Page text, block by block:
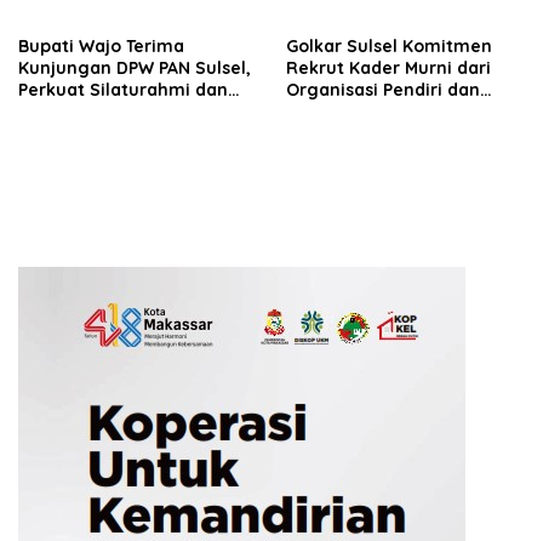
Bupati Wajo Terima
Kunjungan DPW PAN Sulsel,
Perkuat Silaturahmi dan
Golkar Sulsel Komitmen
Rekrut Kader Murni dari
Organisasi Pendiri dan